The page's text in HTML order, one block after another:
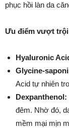
phục hồi làn da
Ưu điểm vượt trội
Hyaluronic
Glycine-
Acid tự nhiên
Dexpanthenol:
đêm. Nhờ đó,
mềm mại mịn